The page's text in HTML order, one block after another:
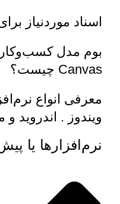
اسناد موردنیاز
Canvas چیست؟
معرفی انواع
ویندوز . اندروید
نرم‌افزارها یا